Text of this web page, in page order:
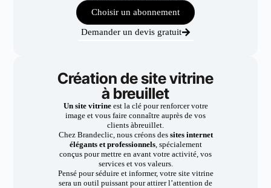
Choisir un abonnement
Demander un devis gratuit
Création de site vitrine
à breuillet
Un site vitrineest la clé pour renforcer votre
image et vous faire connaître auprès de vos
clients àbreuillet.
Chez Brandeclic, nous créons dessites internet
élégants et professionnels, spécialement
conçus pour mettre en avant votre activité, vos
services et vos valeurs.
Pensé pour séduire et informer, votre site vitrine
sera un outil puissant pour attirer l’attention de